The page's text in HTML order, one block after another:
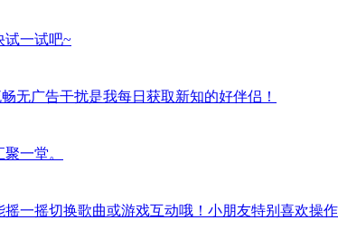
试一试吧~
无广告干扰是我每日获取新知的好伴侣！
一堂。
一摇切换歌曲或游戏互动哦！小朋友特别喜欢操